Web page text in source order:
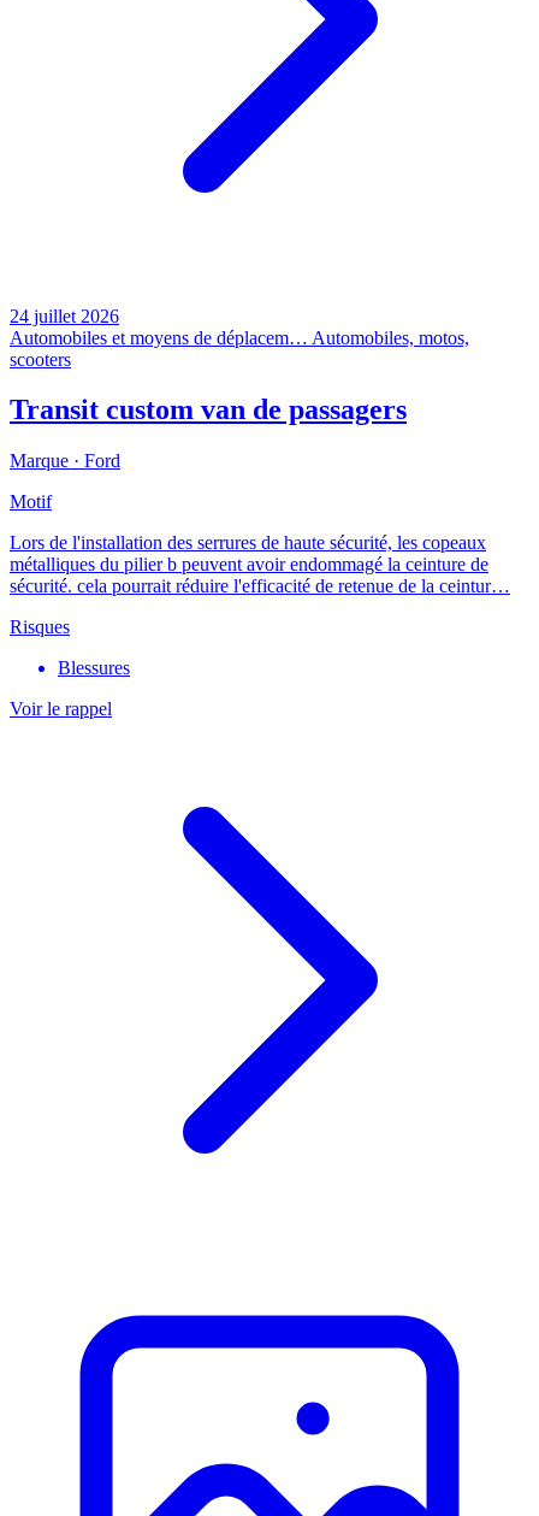
24 juillet 2026
Automobiles et moyens de déplacem… Automobiles, motos,
scooters
Transit custom van de passagers
Marque · Ford
Motif
Lors de l'installation des serrures de haute sécurité, les copeaux
métalliques du pilier b peuvent avoir endommagé la ceinture de
sécurité. cela pourrait réduire l'efficacité de retenue de la ceintur…
Risques
Blessures
Voir le rappel